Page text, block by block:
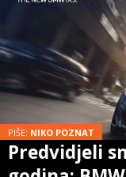
PIŠE: NIKO POZNAT
Predvidjeli